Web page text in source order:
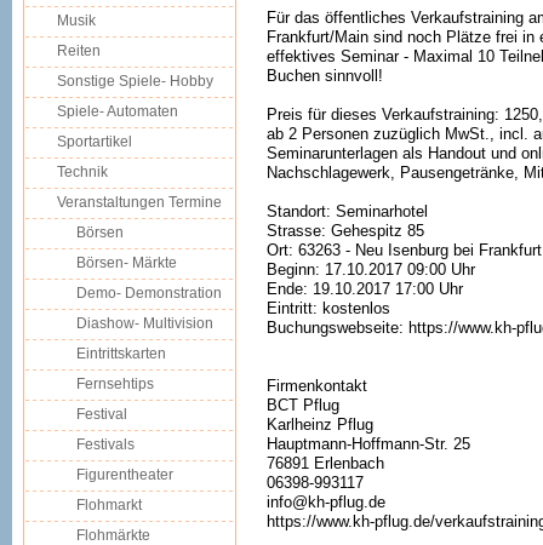
Für das öffentliches Verkaufstraining
Frankfurt/Main sind noch Plätze frei in
effektives Seminar - Maximal 10
Buchen sinnvoll!
Preis für dieses Verkaufstraining:
ab 2 Personen zuzüglich MwSt., incl.
Seminarunterlagen als Handout und
Nachschlagewerk, Pausengetränke,
Standort: Seminarhotel
Strasse: Gehespitz 85
Ort: 63263 - Neu Isenburg bei
Beginn: 17.10.2017 09:00 Uhr
Ende: 19.10.2017 17:00 Uhr
Eintritt: kostenlos
Buchungswebseite: https://www.kh-
Firmenkontakt
BCT Pflug
Karlheinz Pflug
Hauptmann-Hoffmann-Str. 25
76891 Erlenbach
06398-993117
info@kh-pflug.de
https://www.kh-pflug.de/
Musik
Reiten
Sonstige Spiele- Hobby
Spiele- Automaten
Sportartikel
Technik
Veranstaltungen Termine
Börsen
Börsen- Märkte
Demo- Demonstration
Diashow- Multivision
Eintrittskarten
Fernsehtips
Festival
Festivals
Figurentheater
Flohmarkt
Flohmärkte